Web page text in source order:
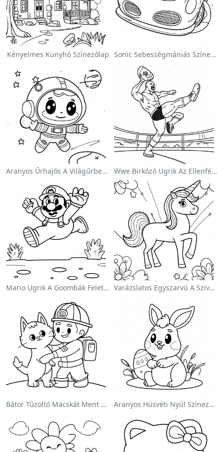
Kényelmes Kunyhó Színezőlap Sonic Sebességmániás Színezőlap
Aranyos Űrhajós A Világűrben Színezőlap Wwe Birkózó Ugrik Az Ellenfélre Színezőlap
Mario Ugrik A Goombák Felett Színezőlap Varázslatos Egyszarvú A Szivárvány Színezőoldalon
Bátor Tűzoltó Macskát Ment Színezőlap Aranyos Húsvéti Nyúl Színezőoldalon